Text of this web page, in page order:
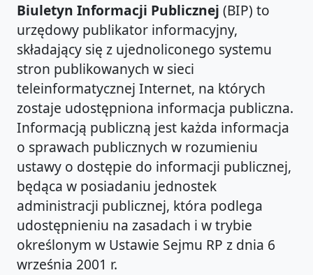
Biuletyn Informacji Publicznej (BIP) to
urzędowy publikator informacyjny,
składający się z ujednoliconego systemu
stron publikowanych w sieci
teleinformatycznej Internet, na których
zostaje udostępniona informacja publiczna.
Informacją publiczną jest każda informacja
o sprawach publicznych w rozumieniu
ustawy o dostępie do informacji publicznej,
będąca w posiadaniu jednostek
administracji publicznej, która podlega
udostępnieniu na zasadach i w trybie
określonym w Ustawie Sejmu RP z dnia 6
września 2001 r.